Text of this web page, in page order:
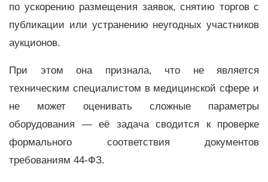
по ускорению размещения заявок, снятию торгов с
публикации или устранению неугодных участников
аукционов.
При этом она признала, что не является
техническим специалистом в медицинской сфере и
не может оценивать сложные параметры
оборудования — её задача сводится к проверке
формального соответствия документов
требованиям 44-ФЗ.